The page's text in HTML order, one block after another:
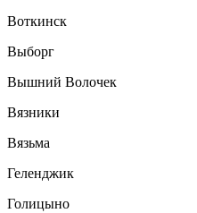
Воткинск
Выборг
Вышний Волочек
Вязники
Вязьма
Геленджик
Голицыно